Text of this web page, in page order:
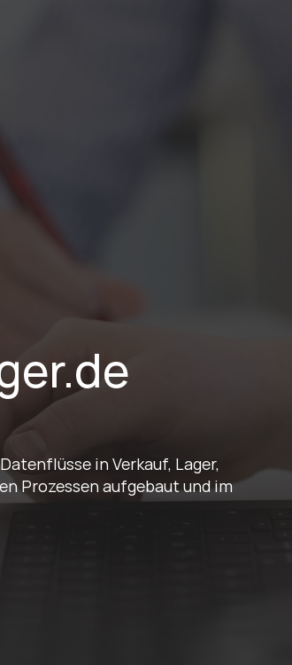
in Verkauf, Lager,
Prozessen aufgebaut und im